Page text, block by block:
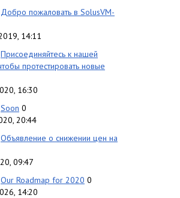
Добро пожаловать в SolusVM-
14:11
Присоединяйтесь к нашей
протестировать новые
16:30
Soon 0
20:44
Объявление о снижении цен на
09:47
Our Roadmap for 2020 0
14:20